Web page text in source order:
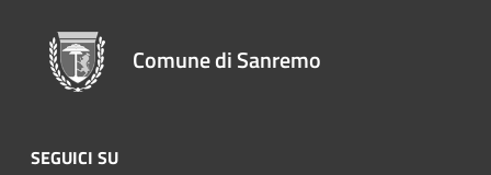
Comune di Sanremo
SEGUICI SU